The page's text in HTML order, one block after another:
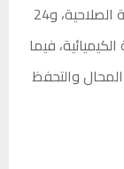
المحظورة، و306 مستوعبات من مواد منتهية الصلاحية، و24
فيما
وإغلاق المحال والتحفظ